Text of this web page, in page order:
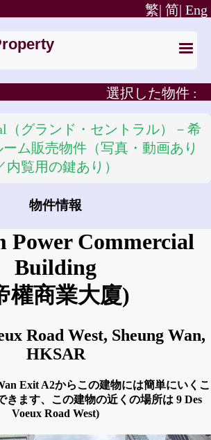
Eng
简|
繁|
選択した物件 :
（グランド・セントラル）－希
ム販売物件（写真・動画あり
内覧用の鍵あり）
物件情報
Power Commercial
Building
權商業大廈)
Road West, Sheung Wan,
HKSAR
Exit A2からこの建物には簡単にいくこ
きます、この建物の近くの場所は 9 Des
Voeux Road West)